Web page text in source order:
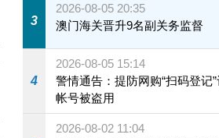
3
2026-08-05 20:35
澳门海关晋升9名副关务监督
4
2026-08-05 15:14
警情通告：提防网购“扫码登记
帐号被盗用
2026-08-02 11:04